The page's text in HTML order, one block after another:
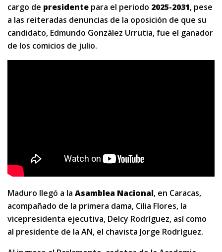
cargo de presidente para el periodo 2025-2031, pese
a las reiteradas denuncias de la oposición de que su
candidato, Edmundo González Urrutia, fue el ganador
de los comicios de julio.
Maduro llegó a la Asamblea Nacional, en Caracas,
acompañado de la primera dama, Cilia Flores, la
vicepresidenta ejecutiva, Delcy Rodríguez, así como
al presidente de la AN, el chavista Jorge Rodríguez.